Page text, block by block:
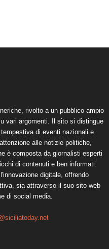
rivolto a un pubblico ampio
vari argomenti. Il sito si distingue
di eventi nazionali e
alle notizie politiche,
è composta da giornalisti esperti
di contenuti e ben informati.
digitale, offrendo
sia attraverso il suo sito web
di social media.